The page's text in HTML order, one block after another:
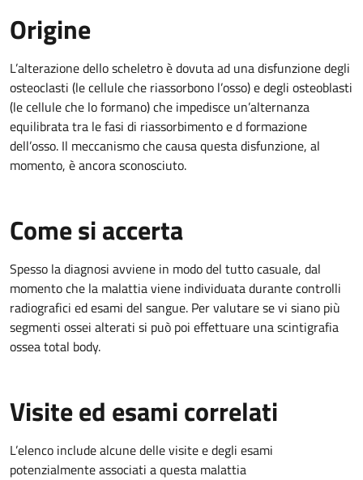
Origine
L’alterazione dello scheletro è dovuta ad una disfunzione degli
osteoclasti (le cellule che riassorbono l’osso) e degli osteoblasti
(le cellule che lo formano) che impedisce un’alternanza
equilibrata tra le fasi di riassorbimento e d formazione
dell’osso. Il meccanismo che causa questa disfunzione, al
momento, è ancora sconosciuto.
Come si accerta
Spesso la diagnosi avviene in modo del tutto casuale, dal
momento che la malattia viene individuata durante controlli
radiografici ed esami del sangue. Per valutare se vi siano più
segmenti ossei alterati si può poi effettuare una scintigrafia
ossea total body.
Visite ed esami correlati
L’elenco include alcune delle visite e degli esami
potenzialmente associati a questa malattia